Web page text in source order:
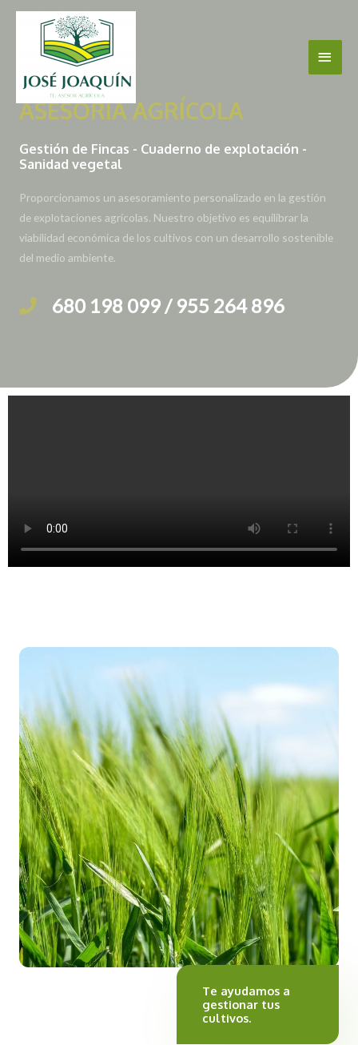
contenido
ASESORÍA AGRÍCOLA
Gestión de Fincas - Cuaderno de explotación -
Sanidad vegetal
Proporcionamos un asesoramiento personalizado en la gestión
de explotaciones agrícolas. Nuestro objetivo es equilibrar la
viabilidad económica de los cultivos con un desarrollo sostenible
del medio ambiente.
680 198 099 / 955 264 896
Te ayudamos a
gestionar tus
cultivos.